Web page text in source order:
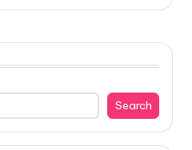
Search